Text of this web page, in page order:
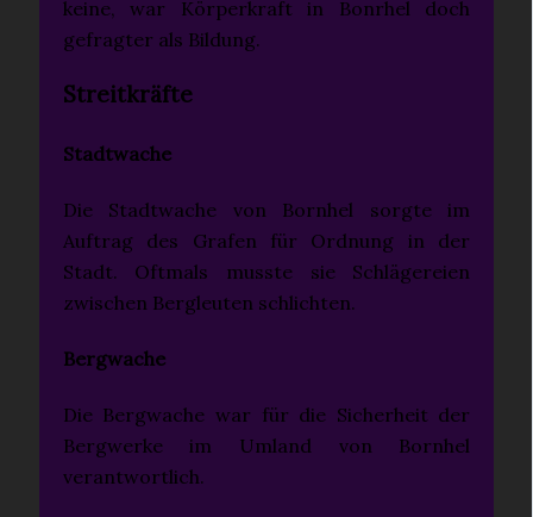
keine, war Körperkraft in Bonrhel doch
gefragter als Bildung.
Streitkräfte
Stadtwache
Die Stadtwache von Bornhel sorgte im
Auftrag des Grafen für Ordnung in der
Stadt. Oftmals musste sie Schlägereien
zwischen Bergleuten schlichten.
Bergwache
Die Bergwache war für die Sicherheit der
Bergwerke im Umland von Bornhel
verantwortlich.